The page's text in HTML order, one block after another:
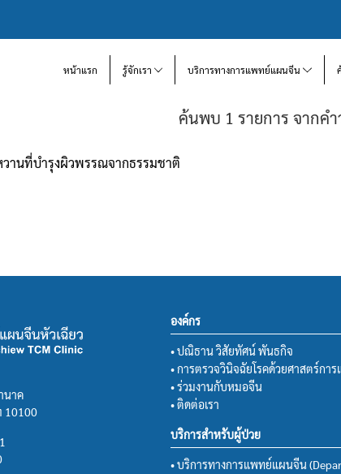
หน้าแรก รู้จักเรา บริการทางการแพทย์แผนจีน
ค้นพบ 1 รายการ จากค
านที่บำรุงผิวพรรณจากธรรมชาติ
นาค
10100
องค์กร
• ปณิธาน วิสัยทัศน์ พันธกิจ
• การตรวจวินิจฉัยโรคด้วยศาสตร์ก
• ร่วมงานกับหมอจีน
• ติดต่อเรา
บริการสำหรับผู้ป่วย
• บริการทางการแพทย์แผนจีน